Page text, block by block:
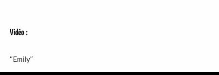
Vidéo:
“Emily”